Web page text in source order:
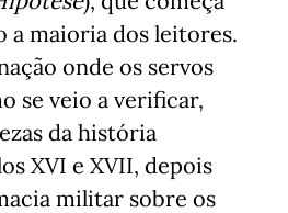
a maioria dos leitores.
onde os servos
se veio a verificar,
da história
XVI e XVII, depois
militar sobre os